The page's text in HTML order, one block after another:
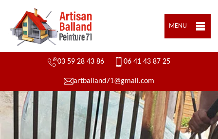
MENU
03 59 28 43 86 06 41 43 87 25
artballand71@gmail.com